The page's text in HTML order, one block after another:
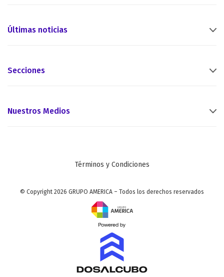
Últimas noticias
Secciones
Nuestros Medios
Términos y Condiciones
© Copyright 2026 GRUPO AMERICA – Todos los derechos reservados